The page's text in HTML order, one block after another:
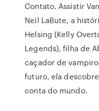
Contato. Assistir
Neil LaBute, a
Helsing (Kelly
Legends), filha de
caçador de
futuro, ela
conta do mundo.